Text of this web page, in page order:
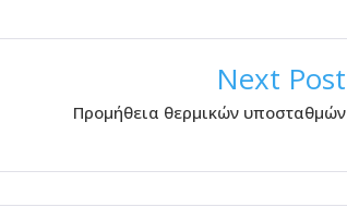
Next Post
Προμήθεια θερμικών υποσταθμών